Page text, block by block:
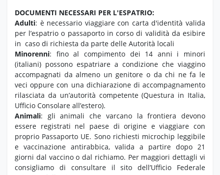
DOCUMENTI NECESSARI PER L'ESPATRIO:
Adulti: è necessario viaggiare con carta d'identità valida
per l’espatrio o passaporto in corso di validità da esibire
in caso di richiesta da parte delle Autorità locali
Minorenni: fino al compimento dei 14 anni i minori
(italiani) possono espatriare a condizione che viaggino
accompagnati da almeno un genitore o da chi ne fa le
veci oppure con una dichiarazione di accompagnamento
rilasciata da un’autorità competente (Questura in Italia,
Ufficio Consolare all’estero).
Animali: gli animali che varcano la frontiera devono
essere registrati nel paese di origine e viaggiare con
proprio Passaporto UE. Sono richiesti microchip leggibile
e vaccinazione antirabbica, valida a partire dopo 21
giorni dal vaccino o dal richiamo. Per maggiori dettagli vi
consigliamo di consultare il sito dell’Ufficio Federale